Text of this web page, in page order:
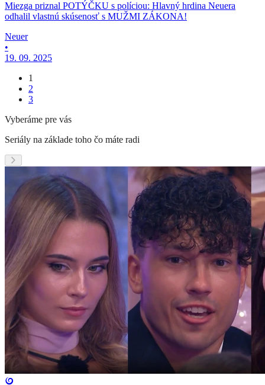
Miezga priznal POTÝČKU s políciou: Hlavný hrdina Neuera
odhalil vlastnú skúsenosť s MUŽMI ZÁKONA!
Neuer
•
19. 09. 2025
1
2
3
Vyberáme pre vás
Seriály na základe toho čo máte radi